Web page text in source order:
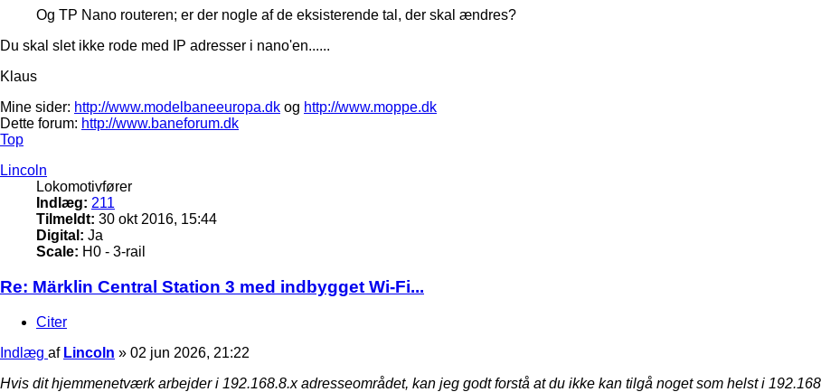
Og TP Nano routeren; er der nogle af de eksisterende tal, der skal ændres?
Du skal slet ikke rode med IP adresser i nano'en......
Klaus
Mine sider: http://www.modelbaneeuropa.dk og http://www.moppe.dk
Dette forum: http://www.baneforum.dk
Top
Lincoln
Lokomotivfører
Indlæg: 211
Tilmeldt: 30 okt 2016, 15:44
Digital: Ja
Scale: H0 - 3-rail
Re: Märklin Central Station 3 med indbygget Wi-Fi...
Citer
Indlæg af Lincoln » 02 jun 2026, 21:22
Hvis dit hjemmenetværk arbejder i 192.168.8.x adresseområdet, kan jeg godt forstå at du ikke kan tilgå noget som helst i